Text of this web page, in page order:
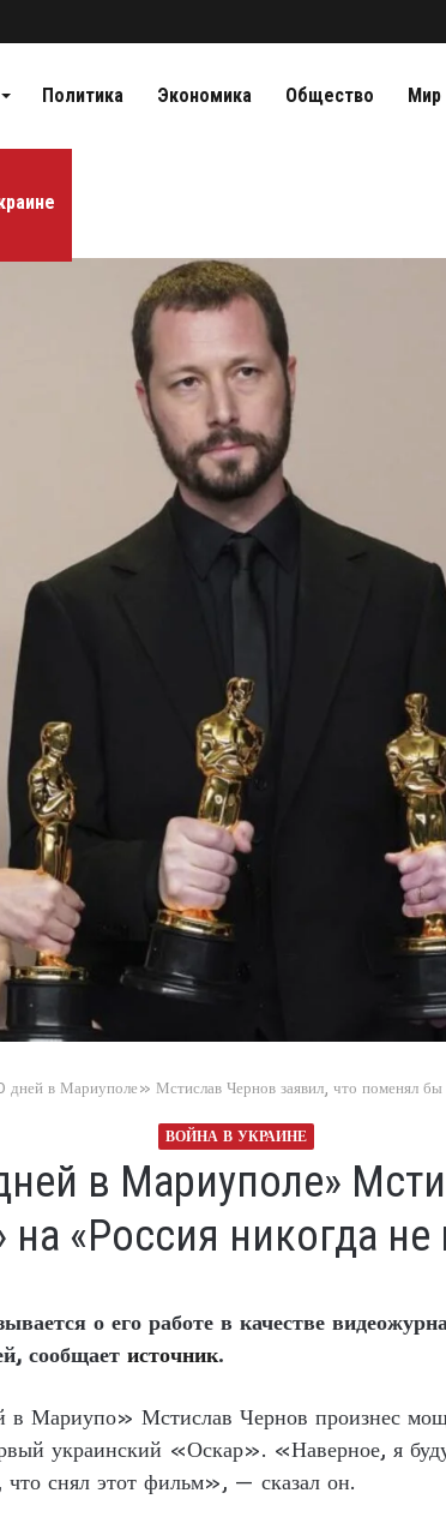
Политика Экономика Общество Мир
в Мариуполе» Мстислав Чернов заявил, что поменял
ВОЙНА В УКРАИНЕ
в Мариуполе»
«Россия никогда не
о его работе в качестве
сообщает источник.
Мариупо» Мстислав Чернов произнес
украинский «Оскар». «Наверное, я
что снял этот фильм», — сказал он.